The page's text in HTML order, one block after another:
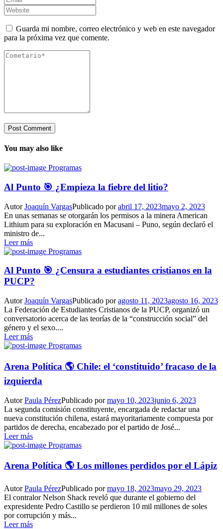
Guarda mi nombre, correo electrónico y web en este navegador
para la próxima vez que comente.
You may also like
Programas
Al Punto 🎯 ¿Empieza la fiebre del litio?
AutorJoaquín VargasPublicado porabril 17, 2023mayo 2, 2023
En unas semanas se otorgarán los permisos a la minera American
Lithium para su exploración en Macusani – Puno, según declaró el
ministro de...
Leer más
Programas
Al Punto 🎯 ¿Censura a estudiantes cristianos en la
PUCP?
AutorJoaquín VargasPublicado poragosto 11, 2023agosto 16, 2023
La Federación de Estudiantes Cristianos de la PUCP, organizó un
conversatorio acerca de las teorías de la “construcción social” del
género y el sexo....
Leer más
Programas
Arena Política 🌎 Chile: el ‘constituido’ fracaso de la
izquierda
AutorPaula PérezPublicado pormayo 10, 2023junio 6, 2023
La segunda comisión constituyente, encargada de redactar una
nueva constitución chilena, estará mayoritariamente compuesta por
partidos de derecha, encabezado por el partido de José...
Leer más
Programas
Arena Política 🌎 Los millones perdidos por el Lápiz
AutorPaula PérezPublicado pormayo 18, 2023mayo 29, 2023
El contralor Nelson Shack reveló que durante el gobierno del
expresidente Pedro Castillo se perdieron 10 mil millones de soles
por corrupción y más...
Leer más